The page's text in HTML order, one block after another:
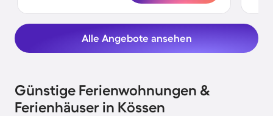
Alle Angebote ansehen
Günstige Ferienwohnungen &
Ferienhäuser in Kössen